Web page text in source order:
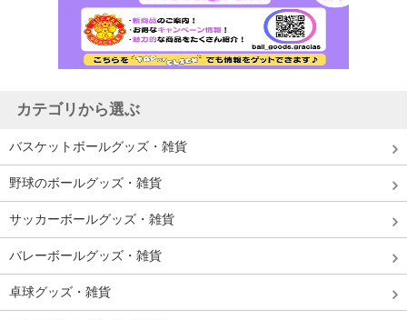
カテゴリから選ぶ
バスケットボールグッズ・雑貨
野球のボールグッズ・雑貨
サッカーボールグッズ・雑貨
バレーボールグッズ・雑貨
卓球グッズ・雑貨